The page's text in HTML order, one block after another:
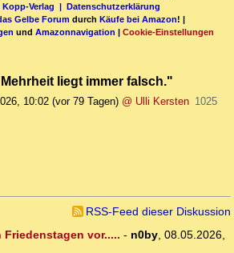
Kopp-Verlag | Datenschutzerklärung
Gelbe Forum durch Käufe bei Amazon! |
und Amazonnavigation | Cookie-Einstellungen
liegt immer falsch."
10:02 (vor 79 Tagen) @ Ulli Kersten 1025
RSS-Feed dieser Diskussion
Friedenstagen vor..... - n0by, 08.05.2026,